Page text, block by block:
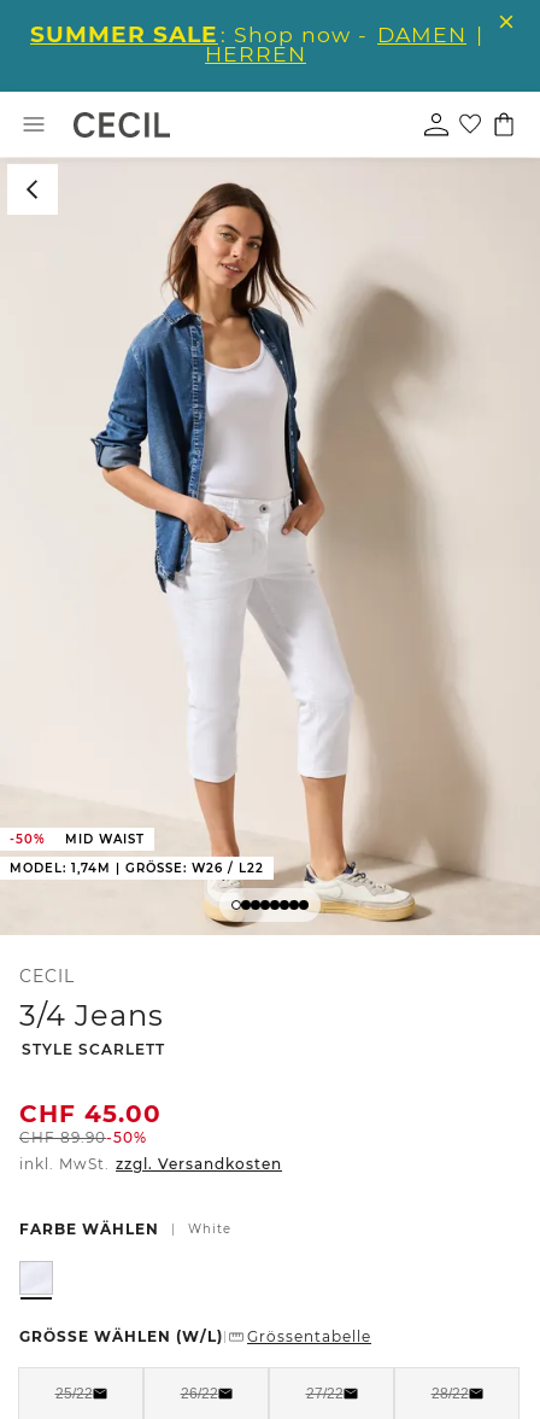
SUMMER SALE : Shop now - DAMEN |
HERREN
-50%
MID WAIST
MODEL: 1,74M | GRÖSSE: W26 / L22
CECIL
3/4 Jeans
-
STYLE SCARLETT
CHF 45.00
CHF89.90-50%
inkl. MwSt. zzgl. Versandkosten
FARBE WÄHLEN White
GRÖSSE WÄHLEN (W/L) Grössentabelle
25/22 26/22 27/22 28/22